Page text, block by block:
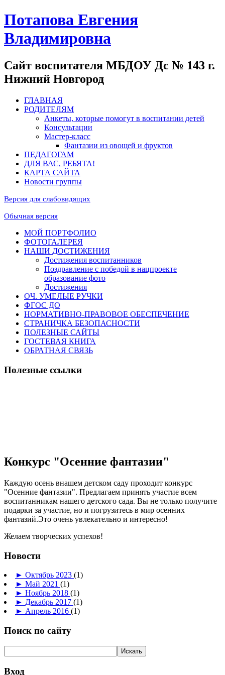
Потапова Евгения
Владимировна
Сайт воспитателя МБДОУ Дс № 143 г.
Нижний Новгород
ГЛАВНАЯ
РОДИТЕЛЯМ
Анкеты, которые помогут в воспитании детей
Консультации
Мастер-класс
Фантазии из овощей и фруктов
ПЕДАГОГАМ
ДЛЯ ВАС, РЕБЯТА!
КАРТА САЙТА
Новости группы
Версия для слабовидящих
Обычная версия
МОЙ ПОРТФОЛИО
ФОТОГАЛЕРЕЯ
НАШИ ДОСТИЖЕНИЯ
Достижения воспитанников
Поздравление с победой в нацпроекте
образование фото
Достижения
ОЧ. УМЕЛЫЕ РУЧКИ
ФГОС ДО
НОРМАТИВНО-ПРАВОВОЕ ОБЕСПЕЧЕНИЕ
СТРАНИЧКА БЕЗОПАСНОСТИ
ПОЛЕЗНЫЕ САЙТЫ
ГОСТЕВАЯ КНИГА
ОБРАТНАЯ СВЯЗЬ
Полезные ссылки
Конкурс "Осенние фантазии"
Каждую осень внашем детском саду проходит конкурс
"Осенние фантазии". Предлагаем принять участие всем
воспитанникам нашего детского сада. Вы не только получите
подарки за участие, но и погрузитесь в мир осенних
фантазий.Это очень увлекательно и интересно!
Желаем творческих успехов!
Новости
► Октябрь 2023 (1)
► Май 2021 (1)
► Ноябрь 2018 (1)
► Декабрь 2017 (1)
► Апрель 2016 (1)
Поиск по сайту
Вход